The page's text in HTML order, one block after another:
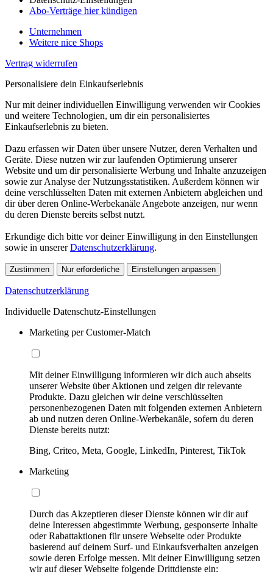
Abo-Verträge hier kündigen
Unternehmen
Weitere nice Shops
Vertrag widerrufen
Personalisiere dein Einkaufserlebnis
Nur mit deiner individuellen Einwilligung verwenden wir Cookies
und weitere Technologien, um dir ein personalisiertes
Einkaufserlebnis zu bieten.
Dazu erfassen wir Daten über unsere Nutzer, deren Verhalten und
Geräte. Diese nutzen wir zur laufenden Optimierung unserer
Website und um dir personalisierte Werbung und Inhalte anzuzeigen
sowie zur Analyse der Nutzungsstatistiken. Außerdem können wir
deine verschlüsselten Daten mit externen Anbietern abgleichen und
dir über deren Online-Werbekanäle Angebote anzeigen, nur wenn
du deren Dienste bereits selbst nutzt.
Erkundige dich bitte vor deiner Einwilligung in den Einstellungen
sowie in unsererDatenschutzerklärung.
Zustimmen Nur erforderliche Einstellungen anpassen
Datenschutzerklärung
Individuelle Datenschutz-Einstellungen
Marketing per Customer-Match
Mit deiner Einwilligung informieren wir dich auch abseits
unserer Website über Aktionen und zeigen dir relevante
Produkte. Dazu gleichen wir deine verschlüsselten
personenbezogenen Daten mit folgenden externen Anbietern
ab und nutzen deren Online-Werbekanäle, sofern du deren
Dienste bereits nutzt:
Bing, Criteo, Meta, Google, LinkedIn, Pinterest, TikTok
Marketing
Durch das Akzeptieren dieser Dienste können wir dir auf
deine Interessen abgestimmte Werbung, gesponserte Inhalte
oder Rabattaktionen für unsere Webseite oder Produkte
basierend auf deinem Surf- und Einkaufsverhalten anzeigen
sowie deren Erfolge messen. Mit deiner Einwilligung setzen
wir auf dieser Webseite folgende Drittdienste ein: